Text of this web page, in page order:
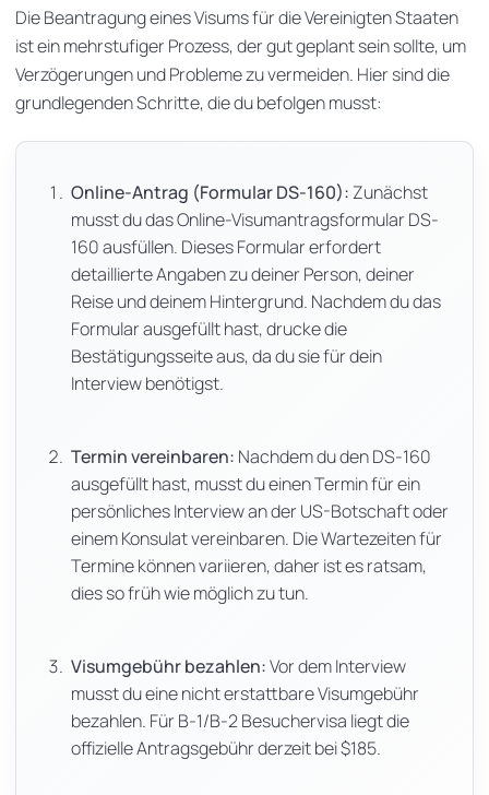
Die Beantragung eines Visums für die Vereinigten Staaten
ist ein mehrstufiger Prozess, der gut geplant sein sollte, um
Verzögerungen und Probleme zu vermeiden. Hier sind die
grundlegenden Schritte, die du befolgen musst:
Online-Antrag (Formular DS-160): Zunächst
musst du das Online-Visumantragsformular DS-
160 ausfüllen. Dieses Formular erfordert
detaillierte Angaben zu deiner Person, deiner
Reise und deinem Hintergrund. Nachdem du das
Formular ausgefüllt hast, drucke die
Bestätigungsseite aus, da du sie für dein
Interview benötigst.
Termin vereinbaren: Nachdem du den DS-160
ausgefüllt hast, musst du einen Termin für ein
persönliches Interview an der US-Botschaft oder
einem Konsulat vereinbaren. Die Wartezeiten für
Termine können variieren, daher ist es ratsam,
dies so früh wie möglich zu tun.
Visumgebühr bezahlen:Vor dem Interview
musst du eine nicht erstattbare Visumgebühr
bezahlen. Für B-1/B-2 Besuchervisa liegt die
offizielle Antragsgebühr derzeit bei $185.